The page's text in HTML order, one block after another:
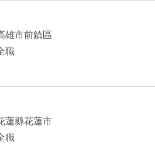
雄市前鎮區
職
蓮縣花蓮市
職